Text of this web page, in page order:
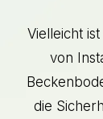
Vielleicht
von
die